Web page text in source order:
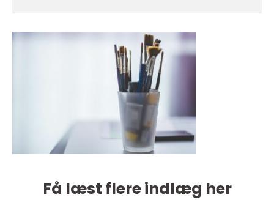
Få læst flere indlæg her